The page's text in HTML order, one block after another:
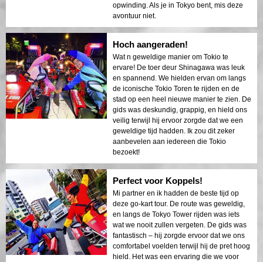
opwinding. Als je in Tokyo bent, mis deze
avontuur niet.
Hoch aangeraden!
Wat n geweldige manier om Tokio te
ervare! De toer deur Shinagawa was leuk
en spannend. We hielden ervan om langs
de iconische Tokio Toren te rijden en de
stad op een heel nieuwe manier te zien. De
gids was deskundig, grappig, en hield ons
veilig terwijl hij ervoor zorgde dat we een
geweldige tijd hadden. Ik zou dit zeker
aanbevelen aan iedereen die Tokio
bezoekt!
Perfect voor Koppels!
Mi partner en ik hadden de beste tijd op
deze go-kart tour. De route was geweldig,
en langs de Tokyo Tower rijden was iets
wat we nooit zullen vergeten. De gids was
fantastisch – hij zorgde ervoor dat we ons
comfortabel voelden terwijl hij de pret hoog
hield. Het was een ervaring die we voor